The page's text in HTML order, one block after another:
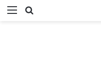
جستجو